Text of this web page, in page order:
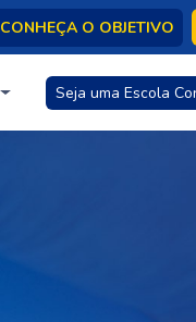
CONHEÇA O OBJETIVO
Seja uma Escola